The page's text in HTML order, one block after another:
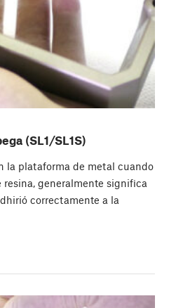
(SL1/SL1S)
la plataforma de metal cuando
generalmente significa
correctamente a la